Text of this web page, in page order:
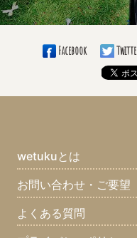
Facebook
wetukuとは
お問い合わせ・ご要望
よくある質問